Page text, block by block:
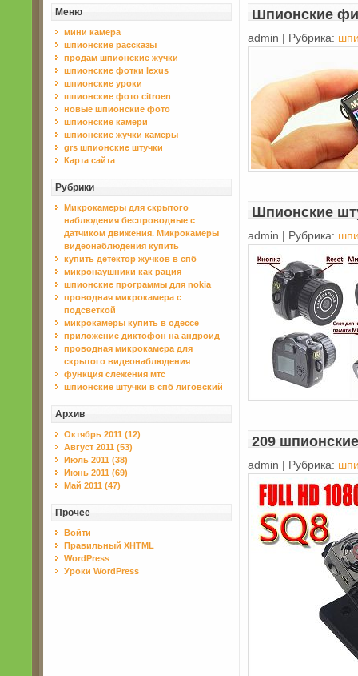
Меню
мини камера
шпионские рассказы
продам шпионские жучки
шпионские фотки lexus
шпионские уроки
шпионские фото citroen
новые шпионские фото
шпионские камери
шпионские жучки камеры
grs шпионские штучки
Карта сайта
Рубрики
Микрокамеры для скрытого
наблюдения беспроводные с
датчиком движения. Микрокамеры
видеонаблюдения купить
купить детектор жучков в спб
микронаушники как рация
шпионские программы для nokia
проводная микрокамера с
подсветкой
микрокамеры купить в одессе
приложение диктофон на андроид
проводная микрокамера для
скрытого видеонаблюдения
функция слежения мтс
шпионские штучки в спб лиговский
Архив
Октябрь 2011 (12)
Август 2011 (53)
Июль 2011 (38)
Июнь 2011 (69)
Май 2011 (47)
Прочее
Войти
Правильный XHTML
WordPress
Уроки WordPress
Шпионские
admin | Рубрика:
Шпионские
admin | Рубрика:
209
admin | Рубрика: